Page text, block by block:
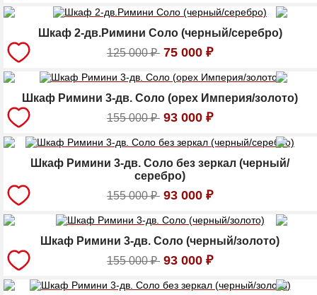
Шкаф 2-дв.Римини Соло (черный/серебро)
125 000₽ 75 000 ₽
Шкаф Римини 3-дв. Соло (орех Империя/золото)
155 000₽ 93 000 ₽
Шкаф Римини 3-дв. Соло без зеркал (черный/
серебро)
155 000₽ 93 000 ₽
Шкаф Римини 3-дв. Соло (черный/золото)
155 000₽ 93 000 ₽